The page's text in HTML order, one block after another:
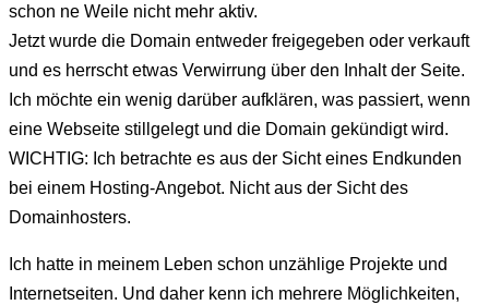
schon ne Weile nicht mehr aktiv.
Jetzt wurde die Domain entweder freigegeben oder verkauft
und es herrscht etwas Verwirrung über den Inhalt der Seite.
Ich möchte ein wenig darüber aufklären, was passiert, wenn
eine Webseite stillgelegt und die Domain gekündigt wird.
WICHTIG: Ich betrachte es aus der Sicht eines Endkunden
bei einem Hosting-Angebot. Nicht aus der Sicht des
Domainhosters.
Ich hatte in meinem Leben schon unzählige Projekte und
Internetseiten. Und daher kenn ich mehrere Möglichkeiten,